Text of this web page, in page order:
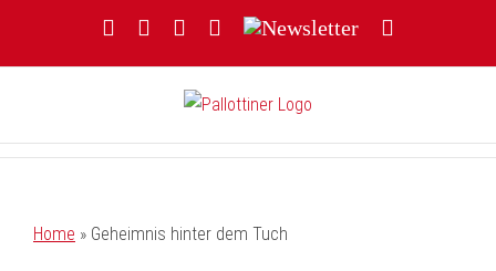
FacebookYouTubeInstagram
Threads
Newsletter
Home » Geheimnis hinter dem Tuch